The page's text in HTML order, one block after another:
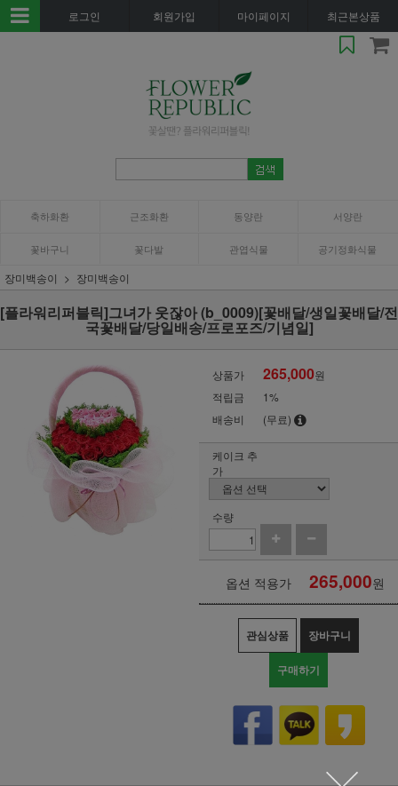
로그인 회원가입 마이페이지 최근본상품
축하화환 근조화환 동양란 서양란
꽃바구니 꽃다발 관엽식물 공기정화식물
장미백송이 장미백송이
[플라워리퍼블릭]그녀가 웃잖아 (b_0009)[꽃배달/생일꽃배달/전
국꽃배달/당일배송/프로포즈/기념일]
상품가 265,000원
적립금
1%
배송비
(무료)
케이크 추
가
수량
옵션 적용가 265,000원
관심상품 장바구니
구매하기